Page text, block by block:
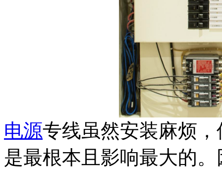
电源专线虽然安装麻烦
是最根本且影响最大的